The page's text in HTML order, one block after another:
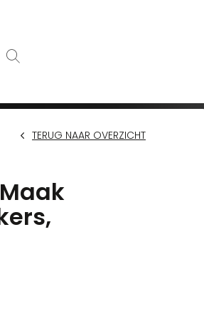
TERUG NAAR OVERZICHT